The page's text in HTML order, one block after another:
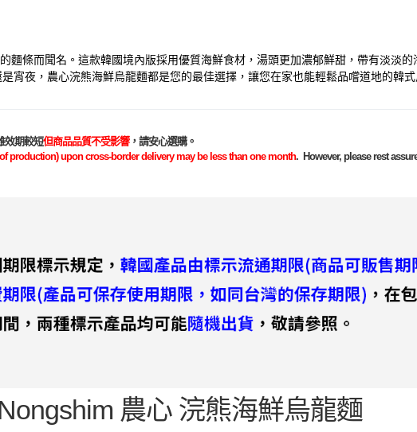
麵條而聞名。這款韓國境內版採用優質海鮮食材，湯頭更加濃郁鮮甜，帶有淡淡
宵夜，農心浣熊海鮮烏龍麵都是您的最佳選擇，讓您在家也能輕鬆品嚐道地的韓式
效期較短但商品品質不受影響，請安心選購。
production) upon cross-border delivery may be less than one month. However, please rest
農心 浣熊海鮮烏龍麵